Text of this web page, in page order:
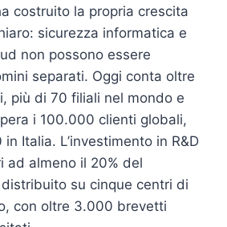
costruito la propria crescita
sicurezza informatica e
non possono essere
separati. Oggi conta oltre
più di 70 filiali nel mondo e
i 100.000 clienti globali,
Italia. L’investimento in R&D
ad almeno il 20% del
su cinque centri di
con oltre 3.000 brevetti